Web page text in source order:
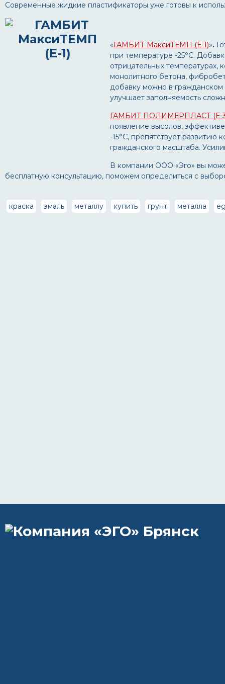
Современные жидкие пластификаторы уже готовы к
«ГАМБИТ МаксиТЕМП (Е-1)».
при температуре -25°С.
отрицательных температурах,
монолитного бетона,
добавку можно в гражданском
улучшает заполняемость
ГАМБИТ ПОЛИМЕРПЛАСТ (Е-
появление высолов,
-15°С, препятствует развитию
гражданского масштаба.
В компании ООО «Эго» вы
бесплатную консультацию, поможем определиться с
краска эмаль металлу купить грунт металла